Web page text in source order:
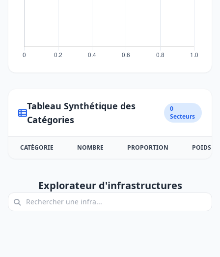
Tableau Synthétique des
Catégories
0
Secteurs
CATÉGORIE NOMBRE PROPORTION POIDS
Explorateur d'infrastructures